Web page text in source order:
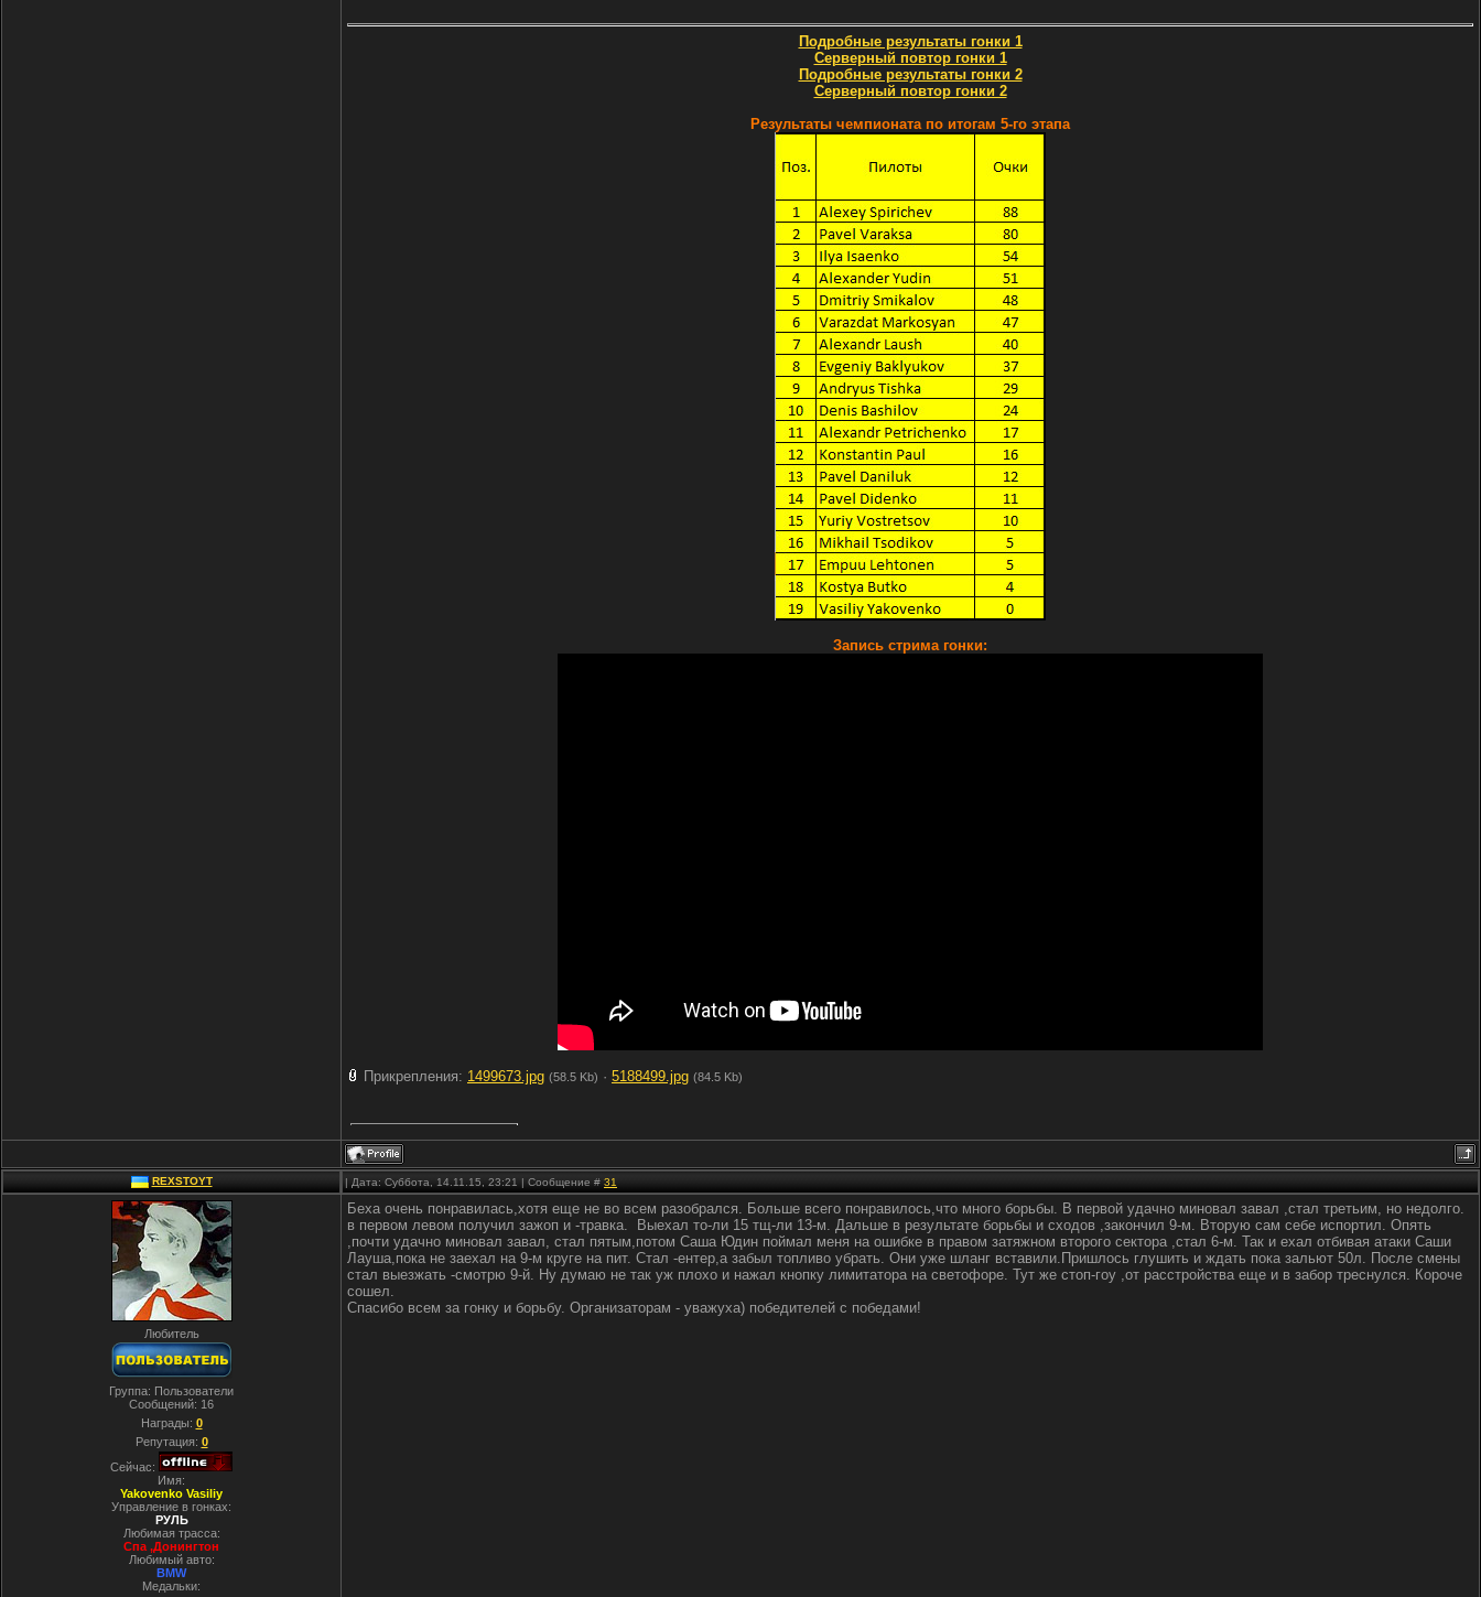
Подробные результаты гонки 1
Серверный повтор гонки 1
Подробные результаты гонки 2
Серверный повтор гонки 2
Результаты чемпионата по итогам 5-го этапа
Запись стрима гонки:
Прикрепления: 1499673.jpg (58.5 Kb) · 5188499.jpg (84.5 Kb)
REXSTOYT | Дата: Суббота, 14.11.15, 23:21 | Сообщение # 31
Любитель
Группа: Пользователи
Сообщений: 16
Награды: 0
Репутация: 0
Сейчас:
Имя:
Yakovenko Vasiliy
Управление в гонках:
РУЛЬ
Любимая трасса:
Спа ,Донингтон
Любимый авто:
BMW
Медальки:
Беха очень понравилась,хотя еще не во всем разобрался. Больше всего понравилось,что много борьбы. В первой удачно миновал завал ,стал третьим, но недолго.
в первом левом получил зажоп и -травка. Выехал то-ли 15 тщ-ли 13-м. Дальше в результате борьбы и сходов ,закончил 9-м. Вторую сам себе испортил. Опять
,почти удачно миновал завал, стал пятым,потом Саша Юдин поймал меня на ошибке в правом затяжном второго сектора ,стал 6-м. Так и ехал отбивая атаки Саши
Лауша,пока не заехал на 9-м круге на пит. Стал -ентер,а забыл топливо убрать. Они уже шланг вставили.Пришлось глушить и ждать пока зальют 50л. После смены
стал выезжать -смотрю 9-й. Ну думаю не так уж плохо и нажал кнопку лимитатора на светофоре. Тут же стоп-гоу ,от расстройства еще и в забор треснулся. Короче
сошел.
Спасибо всем за гонку и борьбу. Организаторам - уважуха) победителей с победами!